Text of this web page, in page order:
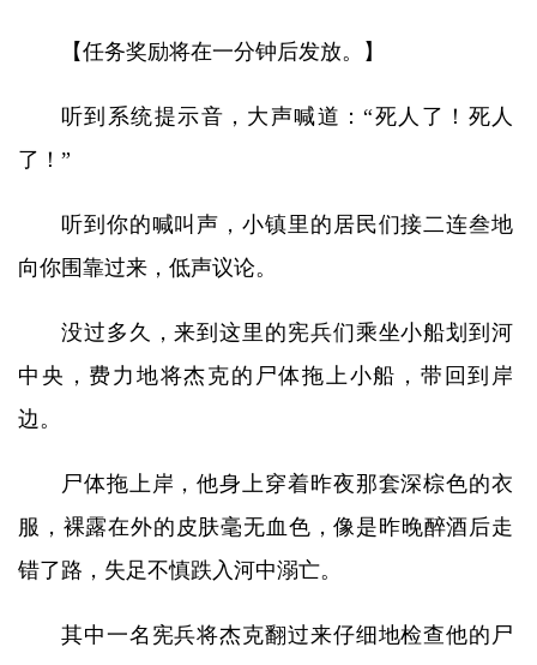
【任务奖励将在一分钟后发放。】
听到系统提示音，大声喊道：“死人了！死人
了！”
听到你的喊叫声，小镇里的居民们接二连叁地
向你围靠过来，低声议论。
没过多久，来到这里的宪兵们乘坐小船划到河
中央，费力地将杰克的尸体拖上小船，带回到岸
边。
尸体拖上岸，他身上穿着昨夜那套深棕色的衣
服，裸露在外的皮肤毫无血色，像是昨晚醉酒后走
错了路，失足不慎跌入河中溺亡。
其中一名宪兵将杰克翻过来仔细地检查他的尸